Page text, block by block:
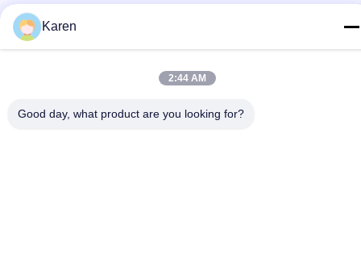
Китай хорошо. Качество PUR горячие плавят клей Доставщик.
2022-2026 Wuxi East Group Trading Co.,Ltd Все. Все права
защищены.
Karen
2:44 AM
Good day, what product are you looking for?